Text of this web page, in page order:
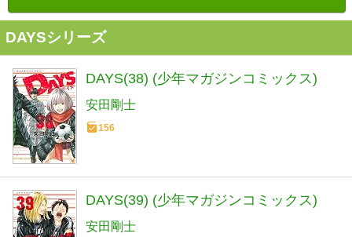
DAYSシリーズ
DAYS(38) (少年マガジンコミックス)
安田剛士
156
DAYS(39) (少年マガジンコミックス)
安田剛士